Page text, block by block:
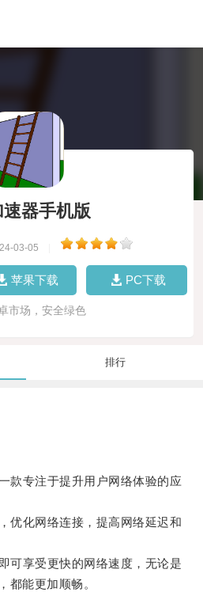
器手机版
03-05
苹果下载 PC下载
市场，安全绿色
排行
专注于提升用户网络体验的应
化网络连接，提高网络延迟和
享受更快的网络速度，无论是
都能更加顺畅。